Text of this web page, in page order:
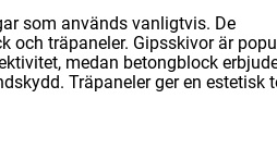
som används vanligtvis. De
och träpaneler. Gipsskivor är
medan betongblock
Träpaneler ger en estetisk